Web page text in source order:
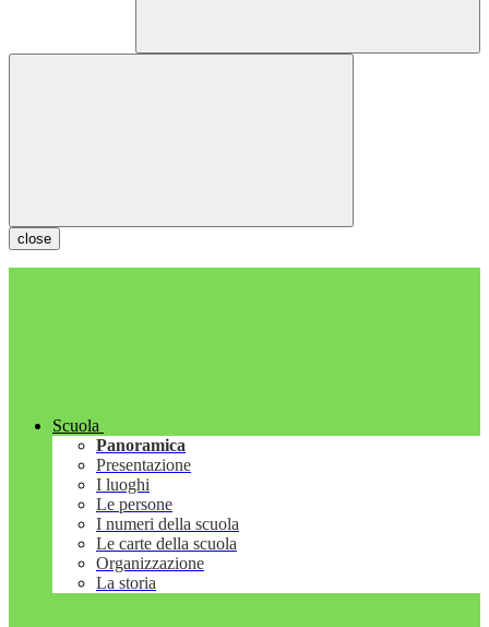
close
Scuola
Panoramica
Presentazione
I luoghi
Le persone
I numeri della scuola
Le carte della scuola
Organizzazione
La storia